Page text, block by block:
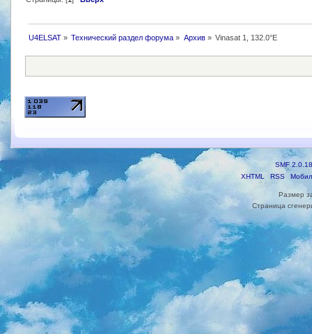
U4ELSAT» Технический раздел форума » Архив» Vinasat 1, 132.0°E
SMF 2.0.18
XHTML
RSS
Размер
Страница